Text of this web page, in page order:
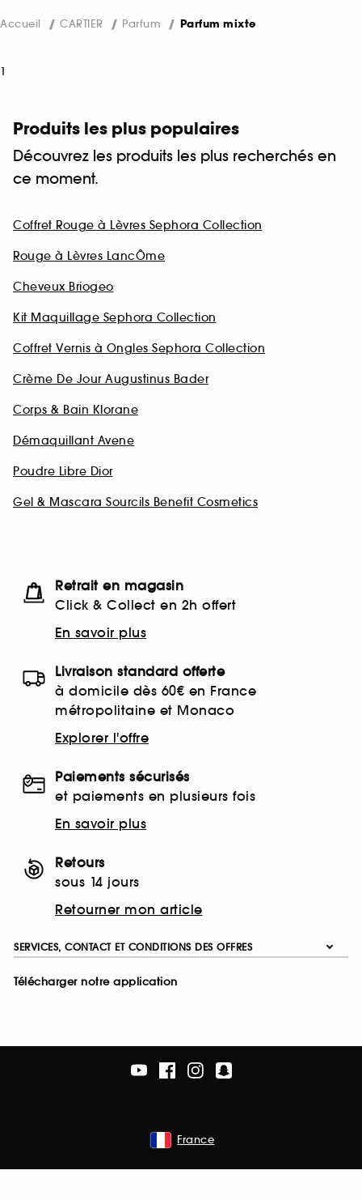
Accueil CARTIER Parfum Parfum mixte
1
Produits les plus populaires
Découvrez les produits les plus recherchés en
ce moment.
Coffret Rouge à Lèvres Sephora Collection
Rouge à Lèvres LancÔme
Cheveux Briogeo
Kit Maquillage Sephora Collection
Coffret Vernis à Ongles Sephora Collection
Crème De Jour Augustinus Bader
Corps & Bain Klorane
Démaquillant Avene
Poudre Libre Dior
Gel & Mascara Sourcils Benefit Cosmetics
Retrait en magasin
Click & Collect en 2h offert
En savoir plus
Livraison standard offerte
à domicile dès 60€ en France
métropolitaine et Monaco
Explorer l'offre
Paiements sécurisés
et paiements en plusieurs fois
En savoir plus
Retours
sous 14 jours
Retourner mon article
SERVICES, CONTACT ET CONDITIONS DES OFFRES
Télécharger notre application
France